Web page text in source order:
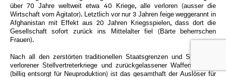
über 70 Jahre weltweit etwa 40 Kriege, alle verloren (ausser die
Wirtschaft vom Agitator). Letztlich vor nur 3 Jahren feige weggerannt in
Afghanistan mit Effekt aus 20 Jahren Kriegsspielen, dass dort die
Gesellschaft sofort zurück ins Mittelalter fiel (Bärte beherrschen
Frauen).
Nach all den zerstörten traditionellen Staatsgrenzen und Strukturen
verlorener Stellvertreterkriege und zurückgelassener Waffenarsenale
(billig entsorgt für Neuproduktion) ist das gesamthaft der Auslöser für